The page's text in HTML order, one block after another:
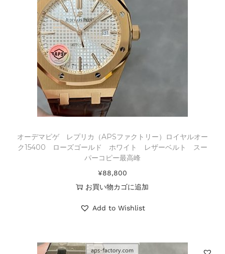
オーデマピゲ レプリカ（APSファクトリー）ロイヤルオー
ク15400 ローズゴールド ホワイト レザーベルト スー
パーコピー最高峰
¥88,800
お買い物カゴに追加
Add to Wishlist